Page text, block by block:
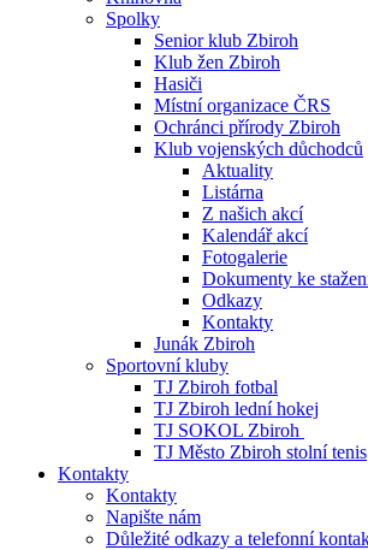
Spolky
Senior klub Zbiroh
Klub žen Zbiroh
Hasiči
Místní organizace ČRS
Ochránci přírody Zbiroh
Klub vojenských důchodců
Aktuality
Listárna
Z našich akcí
Kalendář akcí
Fotogalerie
Dokumenty ke
Odkazy
Kontakty
Junák Zbiroh
Sportovní kluby
TJ Zbiroh fotbal
TJ Zbiroh lední hokej
TJ SOKOL Zbiroh
TJ Město Zbiroh stolní tenis
Kontakty
Kontakty
Napište nám
Důležité odkazy a telefonní